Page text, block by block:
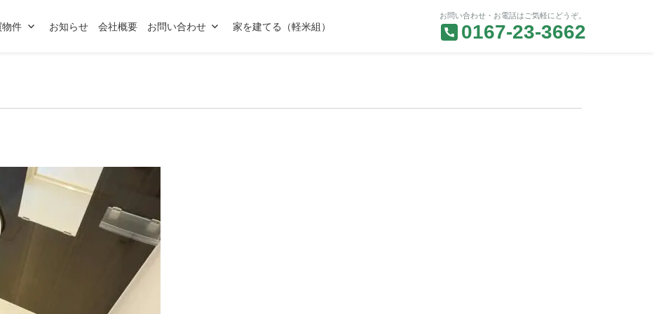
件 お知らせ 会社概要 お問い合わせ 家を建てる（軽米組）
お問い合わせ・お電話はご気軽にどうぞ。
0167-23-3662